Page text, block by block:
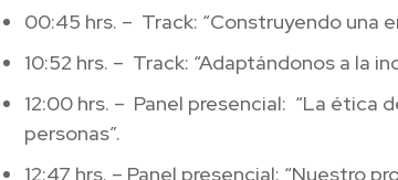
00:45 hrs. – Track: “Construyendo una
10:52 hrs. – Track: “Adaptándonos a la
12:00 hrs. – Panel presencial: “La ética
personas”.
12:47 hrs. – Panel presencial: “Nuestro